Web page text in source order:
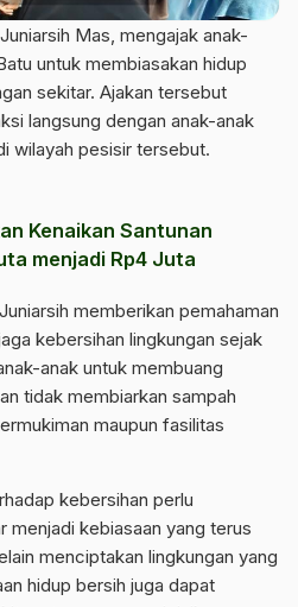
Mas, mengajak anak-
untuk membiasakan hidup
sekitar. Ajakan tersebut
langsung dengan anak-anak
wilayah pesisir tersebut.
Kenaikan Santunan
menjadi Rp4 Juta
memberikan pemahaman
kebersihan lingkungan sejak
anak untuk membuang
tidak membiarkan sampah
maupun fasilitas
kebersihan perlu
menjadi kebiasaan yang terus
menciptakan lingkungan yang
hidup bersih juga dapat